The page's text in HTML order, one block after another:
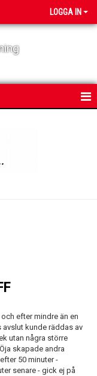
LOGGA IN
efter mindre än en
kunde räddas av
utan några större
skapade andra
50 minuter -
senare - gick ej på